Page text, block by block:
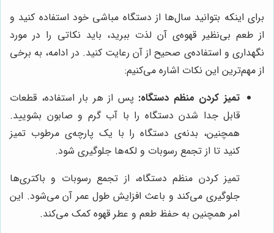
برای اینکه بتوانید سال‌ها از دستگاه مباشی خود استفاده کنید و
از طعم بی‌نظیر قهوه‌ی آن لذت ببرید، باید نکاتی را در مورد
نگهداری و استفاده‌ی صحیح از آن رعایت کنید. در ادامه، به برخی
از مهم‌ترین این نکات اشاره می‌کنیم:
تمیز کردن منظم دستگاه: پس از هر بار استفاده، قطعات
قابل جدا شدن دستگاه را با آب گرم و صابون بشویید.
همچنین، بدنه‌ی دستگاه را با یک پارچه‌ی مرطوب تمیز
کنید تا از تجمع رسوبات و لکه‌ها جلوگیری شود.
تمیز کردن منظم دستگاه، از تجمع رسوبات و باکتری‌ها
جلوگیری می‌کند و باعث افزایش طول عمر آن می‌شود. این
امر همچنین به حفظ طعم و عطر قهوه کمک می‌کند.